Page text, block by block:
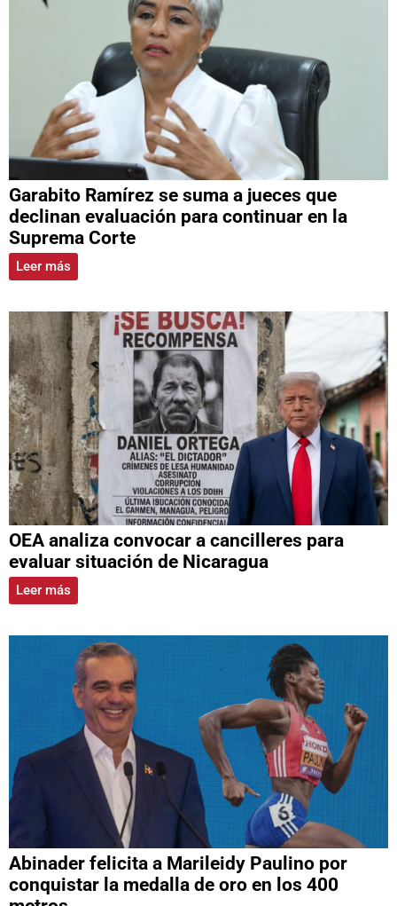
Garabito Ramírez se suma a jueces que
declinan evaluación para continuar en la
Suprema Corte
Leer más
OEA analiza convocar a cancilleres para
evaluar situación de Nicaragua
Leer más
Abinader felicita a Marileidy Paulino por
conquistar la medalla de oro en los 400